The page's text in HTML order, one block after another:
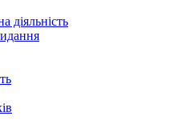
діяльність